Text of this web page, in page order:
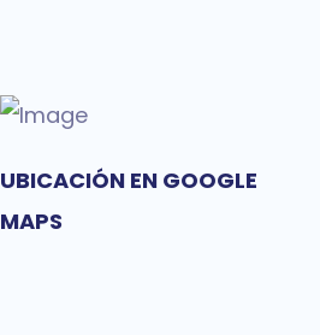
UBICACIÓN EN GOOGLE
MAPS